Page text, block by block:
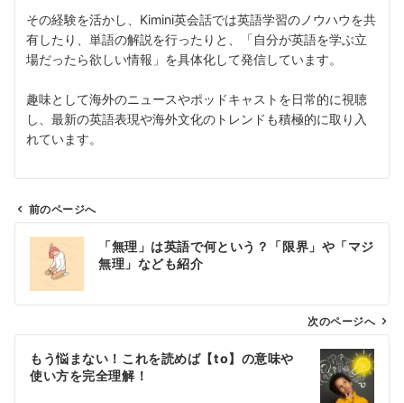
その経験を活かし、Kimini英会話では英語学習のノウハウを共
有したり、単語の解説を行ったりと、「自分が英語を学ぶ立
場だったら欲しい情報」を具体化して発信しています。
趣味として海外のニュースやポッドキャストを日常的に視聴
し、最新の英語表現や海外文化のトレンドも積極的に取り入
れています。
ビ
前のページへ
「無理」は英語で何という？「限界」や「マジ
無理」なども紹介
次のページへ
もう悩まない！これを読めば【to】の意味や
使い方を完全理解！